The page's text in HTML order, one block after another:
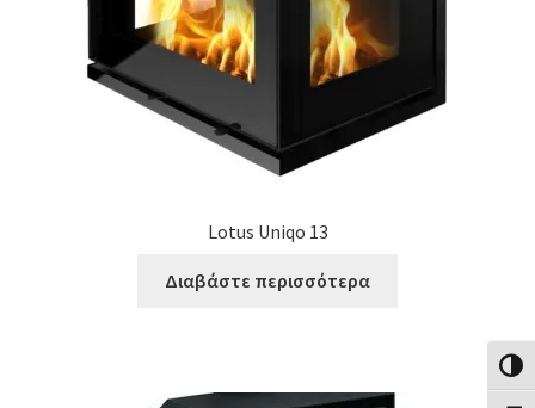
Lotus Uniqo 13
Διαβάστε περισσότερα